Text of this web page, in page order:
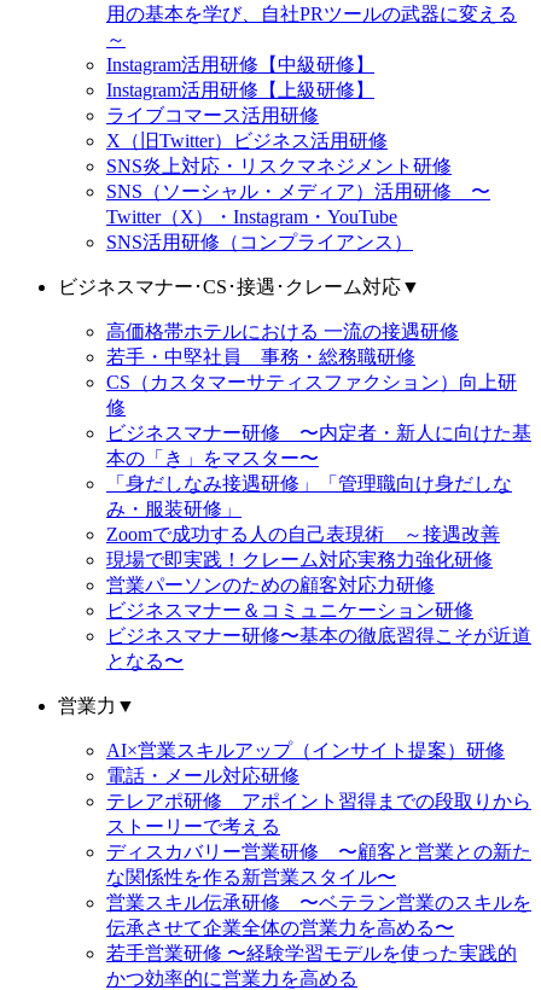
用の基本を学び、自社PRツールの武器に変える
～
Instagram活用研修【中級研修】
Instagram活用研修【上級研修】
ライブコマース活用研修
X（旧Twitter）ビジネス活用研修
SNS炎上対応・リスクマネジメント研修
SNS（ソーシャル・メディア）活用研修 〜
Twitter（X）・Instagram・YouTube
SNS活用研修（コンプライアンス）
ビジネスマナー･CS･接遇･クレーム対応▼
高価格帯ホテルにおける 一流の接遇研修
若手・中堅社員 事務・総務職研修
CS（カスタマーサティスファクション）向上研
修
ビジネスマナー研修 〜内定者・新人に向けた基
本の「き」をマスター〜
「身だしなみ接遇研修」「管理職向け身だしな
み・服装研修」
Zoomで成功する人の自己表現術 ～接遇改善
現場で即実践！クレーム対応実務力強化研修
営業パーソンのための顧客対応力研修
ビジネスマナー＆コミュニケーション研修
ビジネスマナー研修〜基本の徹底習得こそが近道
となる〜
営業力 ▼
AI×営業スキルアップ（インサイト提案）研修
電話・メール対応研修
テレアポ研修 アポイント習得までの段取りから
ストーリーで考える
ディスカバリー営業研修 〜顧客と営業との新た
な関係性を作る新営業スタイル〜
営業スキル伝承研修 〜ベテラン営業のスキルを
伝承させて企業全体の営業力を高める〜
若手営業研修 〜経験学習モデルを使った実践的
かつ効率的に営業力を高める